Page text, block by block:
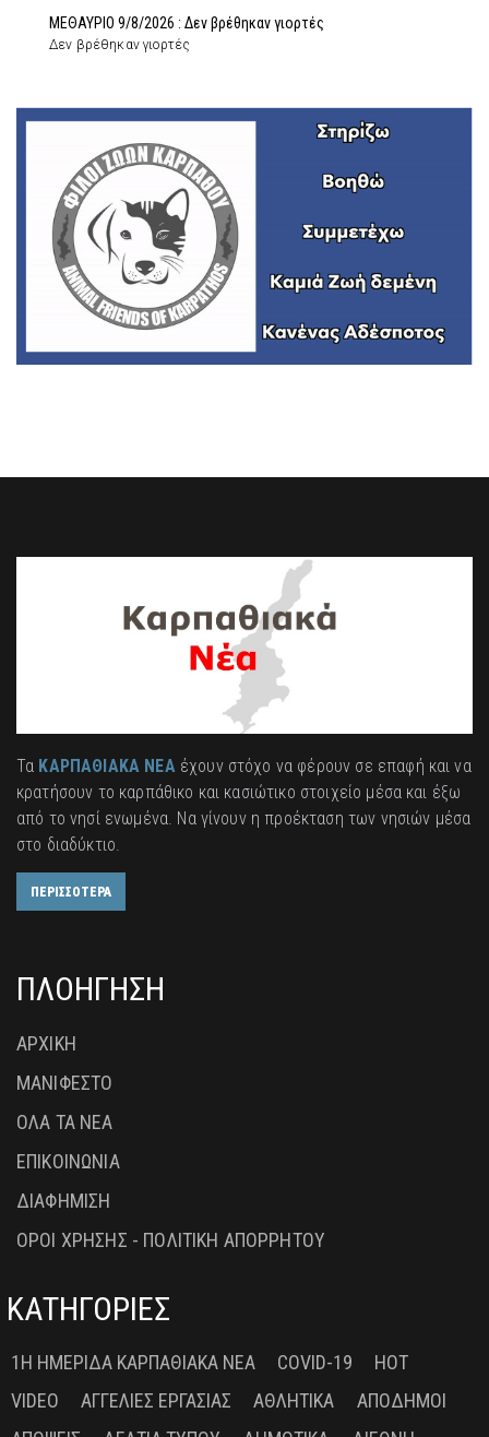
ΜΕΘΑΥΡΙΟ 9/8/2026 : Δεν βρέθηκαν γιορτές
Δεν βρέθηκαν γιορτές
Τα ΚΑΡΠΑΘΙΑΚΑ ΝΕΑέχουν στόχο να φέρουν σε επαφή και να
κρατήσουν το καρπάθικο και κασιώτικο στοιχείο μέσα και έξω
από το νησί ενωμένα. Να γίνουν η προέκταση των νησιών μέσα
στο διαδύκτιο.
ΠΕΡΙΣΣΟΤΕΡΑ
ΠΛΟΗΓΗΣΗ
ΑΡΧΙΚΗ
ΜΑΝΙΦΕΣΤΟ
ΟΛΑ ΤΑ ΝΕΑ
ΕΠΙΚΟΙΝΩΝΙΑ
ΔΙΑΦΗΜΙΣΗ
ΟΡΟΙ ΧΡΗΣΗΣ - ΠΟΛΙΤΙΚΗ ΑΠΟΡΡΗΤΟΥ
ΚΑΤΗΓΟΡΙΕΣ
1Η ΗΜΕΡΊΔΑ ΚΑΡΠΑΘΙΑΚΆ ΝΈΑ COVID-19
HOT
VIDEO
ΑΓΓΕΛΊΕΣ ΕΡΓΑΣΊΑΣ ΑΘΛΗΤΙΚΆ
ΑΠΌΔΗΜΟΙ